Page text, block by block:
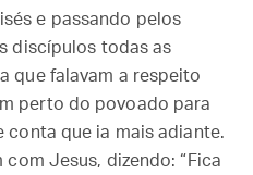
e passando pelos
discípulos todas as
que falavam a respeito
perto do povoado para
conta que ia mais adiante.
com Jesus, dizendo: “Fica